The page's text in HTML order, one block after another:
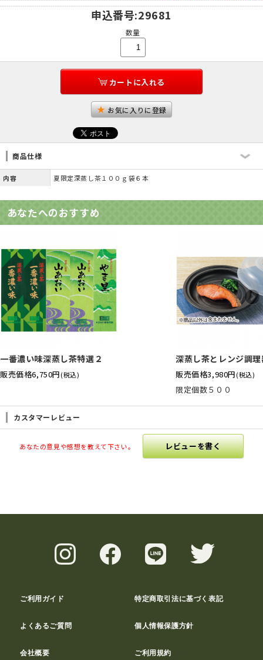
申込番号:29681
数量
カートに入れる
お気に入りに登録
商品仕様
内容 夏限定深蒸し茶１００ｇ袋６本
あなたへのおすすめ
一番濃い味深蒸し茶特選２
販売価格6,750円(税込)
深蒸し茶とレンジ調
販売価格3,980円(税込)
限定個数５００
カスタマーレビュー
あなたの意見や感想を教えて下さい。 レビューを書く
ご利用ガイド 特定商取引法に基づく表記
よくあるご質問 個人情報保護方針
会社概要 ご利用規約